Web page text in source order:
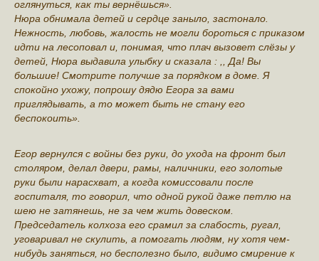
оглянуться, как ты вернёшься».
Нюра обнимала детей и сердце заныло, застонало.
Нежность, любовь, жалость не могли бороться с приказом
идти на лесоповал и, понимая, что плач вызовет слëзы у
детей, Нюра выдавила улыбку и сказала : ,, Да! Вы
большие! Смотрите получше за порядком в доме. Я
спокойно ухожу, попрошу дядю Егора за вами
приглядывать, а то может быть не стану его
беспокоить».
Егор вернулся с войны без руки, до ухода на фронт был
столяром, делал двери, рамы, наличники, его золотые
руки были нарасхват, а когда комиссовали после
госпиталя, то говорил, что одной рукой даже петлю на
шею не затянешь, не за чем жить довеском.
Председатель колхоза его срамил за слабость, ругал,
уговаривал не скулить, а помогать людям, ну хотя чем-
нибудь заняться, но бесполезно было, видимо смирение к